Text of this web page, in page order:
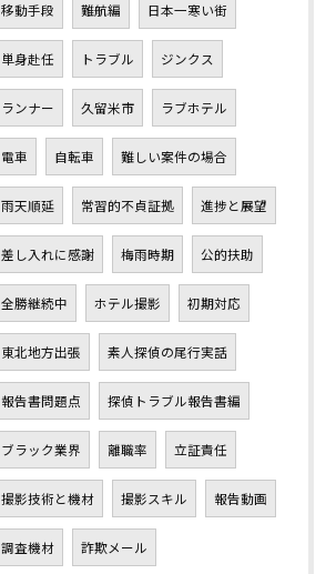
移動手段 難航編 日本一寒い街
単身赴任 トラブル ジンクス
ランナー 久留米市 ラブホテル
電車 自転車 難しい案件の場合
雨天順延 常習的不貞証拠 進捗と展望
差し入れに感謝 梅雨時期 公的扶助
全勝継続中 ホテル撮影 初期対応
東北地方出張 素人探偵の尾行実話
報告書問題点 探偵トラブル報告書編
ブラック業界 離職率 立証責任
撮影技術と機材 撮影スキル 報告動画
調査機材 詐欺メール